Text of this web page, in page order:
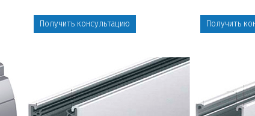
Получить консультацию Получить